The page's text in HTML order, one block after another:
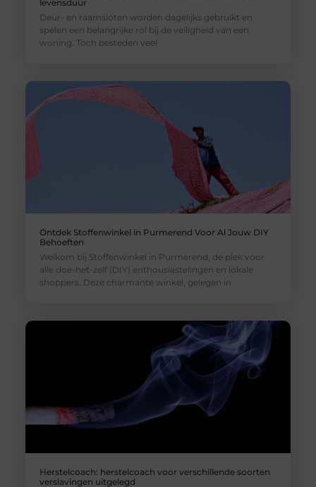
levensduur
Deur- en raamsloten worden dagelijks gebruikt en
spelen een belangrijke rol bij de veiligheid van een
woning. Toch besteden veel
Ontdek Stoffenwinkel in Purmerend Voor Al Jouw DIY
Behoeften
Welkom bij Stoffenwinkel in Purmerend, dé plek voor
alle doe-het-zelf (DIY) enthousiastelingen en lokale
shoppers. Deze charmante winkel, gelegen in
Herstelcoach: herstelcoach voor verschillende soorten
verslavingen uitgelegd